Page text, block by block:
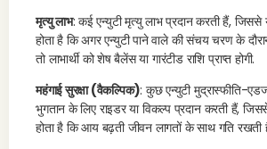
मृत्यु लाभ: कई एन्युटी मृत्यु लाभ प्रदान करती हैं, जिससे
होता है कि अगर एन्युटी पाने वाले की संचय चरण के
तो लाभार्थी को शेष बैलेंस या गारंटीड राशि प्राप्त होगी.
महंगाई सुरक्षा (वैकल्पिक): कुछ एन्युटी मुद्रास्फीति-
भुगतान के लिए राइडर या विकल्प प्रदान करती हैं,
होता है कि आय बढ़ती जीवन लागतों के साथ गति रखती